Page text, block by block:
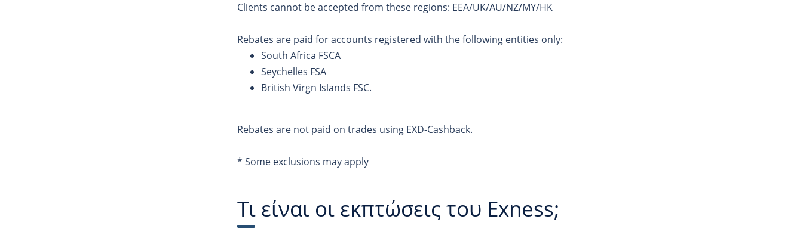
Clients cannot be accepted from these regions: EEA/UK/AU/NZ/MY/HK
Rebates are paid for accounts registered with the following entities only:
South Africa FSCA
Seychelles FSA
British Virgn Islands FSC.
Rebates are not paid on trades using EXD-Cashback.
* Some exclusions may apply
Τι είναι οι εκπτώσεις του Exness;